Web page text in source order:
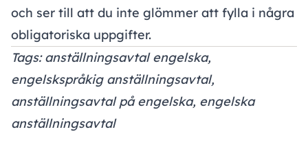
och ser till att du inte glömmer att fylla i några
obligatoriska uppgifter.
Tags: anställningsavtal engelska,
engelskspråkig anställningsavtal,
anställningsavtal på engelska, engelska
anställningsavtal